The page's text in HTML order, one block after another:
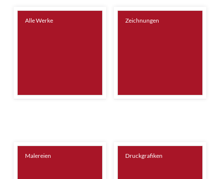
Alle Werke Zeichnungen
Malereien Druckgrafiken